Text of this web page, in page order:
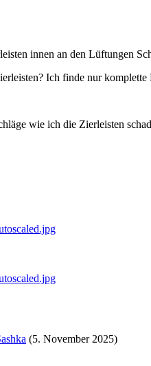
innen an den Lüftungen
Ich finde nur
wie ich die Zierleisten
(5. November 2025)